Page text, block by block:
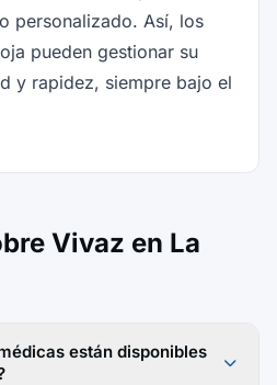
personalizado. Así, los
pueden gestionar su
y rapidez, siempre bajo el
Vivaz en La
están disponibles